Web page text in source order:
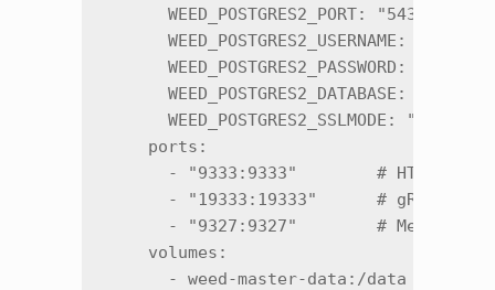
      WEED_POSTGRES2_PORT: "5432"
WEED_POSTGRES2_USERNAME:
WEED_POSTGRES2_PASSWORD:
WEED_POSTGRES2_DATABASE:
      WEED_POSTGRES2_SSLMODE: "disable"
    ports:
      - "9333:9333"        # HTTP API
      - "19333:19333"      # gRPC
      - "9327:9327"        # Metrics
    volumes:
      - weed-master-data:/data